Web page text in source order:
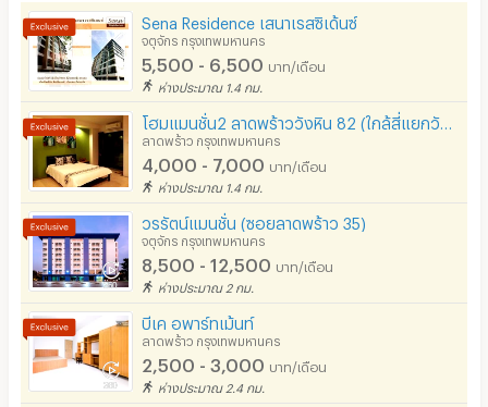
เตาปรุงอาหาร
อนุญาตให้เลี้ยงสัตว์
อนุญาตให้สูบบุหรี่ในห้องพัก
โทรศัพท์สายตรง
ที่จอดรถ
ที่จอดรถมอเตอร์ไซด์/จักรยาน
ลิฟต์
สระว่ายน้ำ
โรงยิม / ฟิตเนส
Sena Residence เสนาเรสซิเด้นซ์
จตุจักร กรุงเทพมหานคร
5,500 - 6,500 บาท/เดือน
ห่างประมาณ 1.4 กม.
ลาดพร้าว กรุงเทพมหานคร
4,000 - 7,000 บาท/เดือน
ห่างประมาณ 1.4 กม.
วรรัตน์แมนชั่น (ซอยลาดพร้าว 35)
จตุจักร กรุงเทพมหานคร
8,500 - 12,500 บาท/เดือน
ห่างประมาณ 2 กม.
บีเค อพาร์ทเม้นท์
ลาดพร้าว กรุงเทพมหานคร
2,500 - 3,000 บาท/เดือน
ห่างประมาณ 2.4 กม.